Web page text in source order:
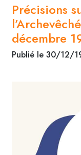
Précisions
décembre
Publié le 30/12/